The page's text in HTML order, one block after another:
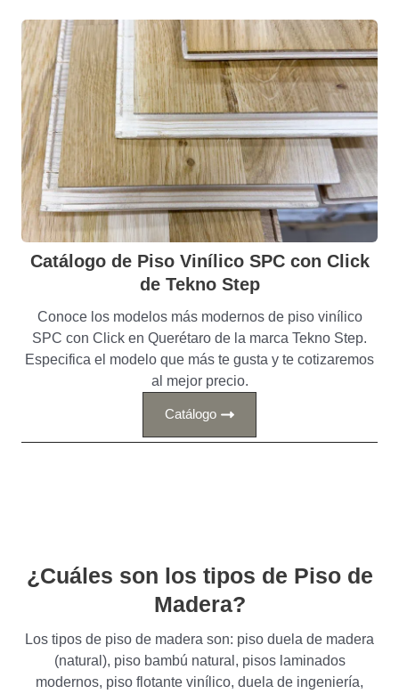
Catálogo de Piso Vinílico SPC con Click
de Tekno Step
Conoce los modelos más modernos de piso vinílico
SPC con Click en Querétaro de la marca Tekno Step.
Especifica el modelo que más te gusta y te cotizaremos
al mejor precio.
Catálogo
¿Cuáles son los tipos de Piso de
Madera?
Los tipos de piso de madera son: piso duela de madera
(natural), piso bambú natural, pisos laminados
modernos, piso flotante vinílico, duela de ingeniería,